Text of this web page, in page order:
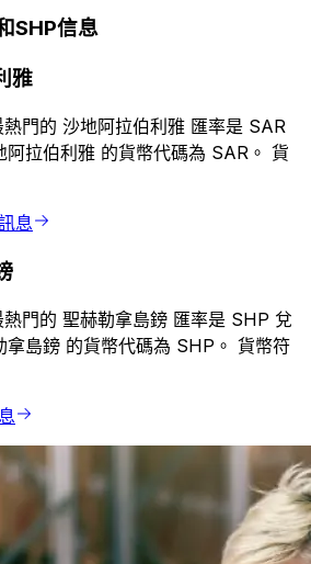
SHP信息
雅
門的 沙地阿拉伯利雅 匯率是 SAR
拉伯利雅 的貨幣代碼為 SAR。 貨
息
門的 聖赫勒拿島鎊 匯率是 SHP 兌
島鎊 的貨幣代碼為 SHP。 貨幣符